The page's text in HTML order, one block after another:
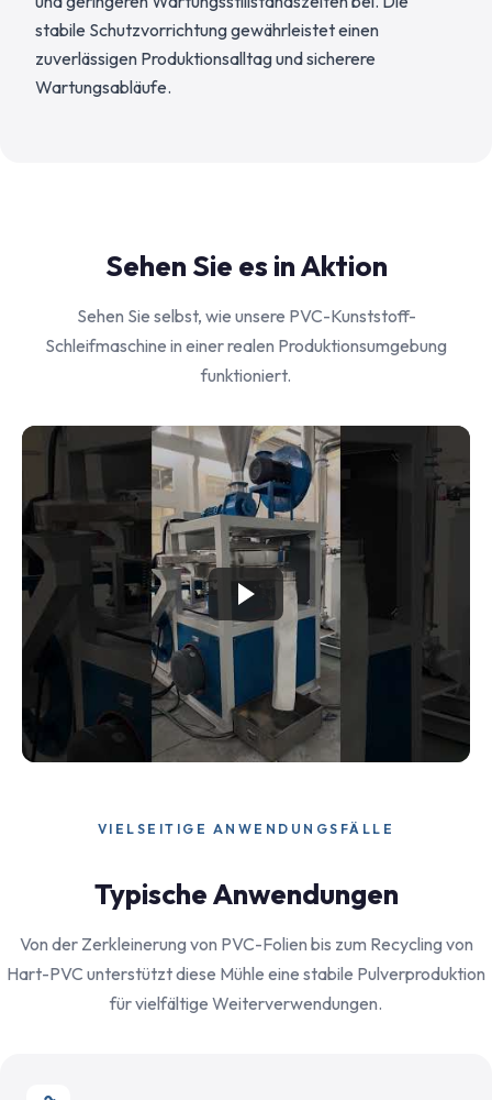
stabile Schutzvorrichtung gewährleistet einen
zuverlässigen Produktionsalltag und sicherere
Wartungsabläufe.
Sehen Sie es in Aktion
Sehen Sie selbst, wie unsere PVC-Kunststoff-
Schleifmaschine in einer realen Produktionsumgebung
funktioniert.
VIELSEITIGE ANWENDUNGSFÄLLE
Typische Anwendungen
Von der Zerkleinerung von PVC-Folien bis zum Recycling von
Hart-PVC unterstützt diese Mühle eine stabile Pulverproduktion
für vielfältige Weiterverwendungen.